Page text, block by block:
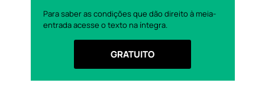
Para saber as condições que dão direito à meia-
entrada acesse o texto na íntegra.
GRATUITO